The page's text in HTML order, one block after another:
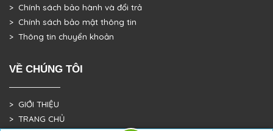
> Chính sách bảo hành và đổi trả
> Chính sách bảo mật thông tin
> Thông tin chuyển khoản
VỀ CHÚNG TÔI
> GIỚI THIỆU
> TRANG CHỦ